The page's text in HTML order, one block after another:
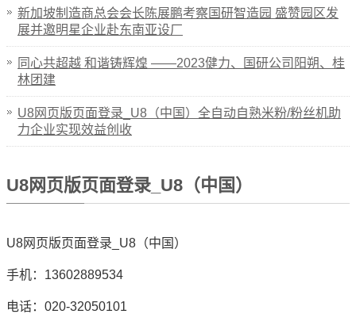
新加坡制造商总会会长陈展鹏考察国研智造园 盛赞园区发
展并邀明星企业赴东南亚设厂
同心共超越 和谐铸辉煌 ——2023健力、国研公司阳朔、桂
林团建
U8网页版页面登录_U8（中国）全自动自熟米粉/粉丝机助
力企业实现效益创收
U8网页版页面登录_U8（中国）
U8网页版页面登录_U8（中国）
手机：13602889534
电话：020-32050101